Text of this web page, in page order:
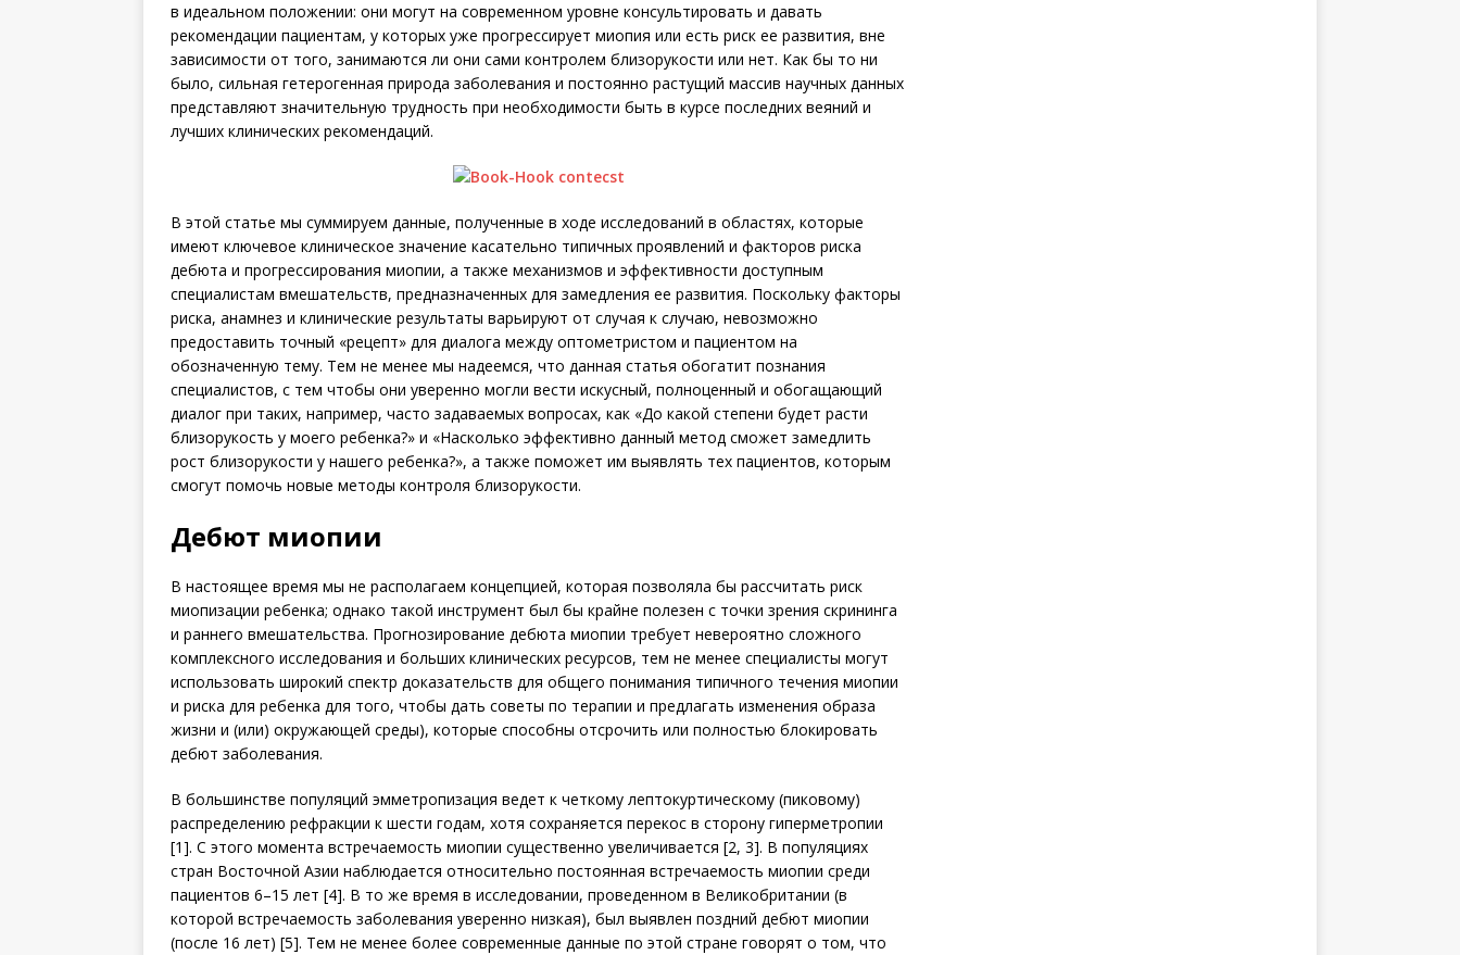
в идеальном положении: они могут на современном уровне консультировать и давать
рекомендации пациентам, у которых уже прогрессирует миопия или есть риск ее развития, вне
зависимости от того, занимаются ли они сами контролем близорукости или нет. Как бы то ни
было, сильная гетерогенная природа заболевания и постоянно растущий массив научных данных
представляют значительную трудность при необходимости быть в курсе последних веяний и
лучших клинических рекомендаций.
В этой статье мы суммируем данные, полученные в ходе исследований в областях, которые
имеют ключевое клиническое значение касательно типичных проявлений и факторов риска
дебюта и прогрессирования миопии, а также механизмов и эффективности доступным
специалистам вмешательств, предназначенных для замедления ее развития. Поскольку факторы
риска, анамнез и клинические результаты варьируют от случая к случаю, невозможно
предоставить точный «рецепт» для диалога между оптометристом и пациентом на
обозначенную тему. Тем не менее мы надеемся, что данная статья обогатит познания
специалистов, с тем чтобы они уверенно могли вести искусный, полноценный и обогащающий
диалог при таких, например, часто задаваемых вопросах, как «До какой степени будет расти
близорукость у моего ребенка?» и «Насколько эффективно данный метод сможет замедлить
рост близорукости у нашего ребенка?», а также поможет им выявлять тех пациентов, которым
смогут помочь новые методы контроля близорукости.
Дебют миопии
В настоящее время мы не располагаем концепцией, которая позволяла бы рассчитать риск
миопизации ребенка; однако такой инструмент был бы крайне полезен с точки зрения скрининга
и раннего вмешательства. Прогнозирование дебюта миопии требует невероятно сложного
комплексного исследования и больших клинических ресурсов, тем не менее специалисты могут
использовать широкий спектр доказательств для общего понимания типичного течения миопии
и риска для ребенка для того, чтобы дать советы по терапии и предлагать изменения образа
жизни и (или) окружающей среды), которые способны отсрочить или полностью блокировать
дебют заболевания.
В большинстве популяций эмметропизация ведет к четкому лептокуртическому (пиковому)
распределению рефракции к шести годам, хотя сохраняется перекос в сторону гиперметропии
[1]. С этого момента встречаемость миопии существенно увеличивается [2, 3]. В популяциях
стран Восточной Азии наблюдается относительно постоянная встречаемость миопии среди
пациентов 6–15 лет [4]. В то же время в исследовании, проведенном в Великобритании (в
которой встречаемость заболевания уверенно низкая), был выявлен поздний дебют миопии
(после 16 лет) [5]. Тем не менее более современные данные по этой стране говорят о том, что